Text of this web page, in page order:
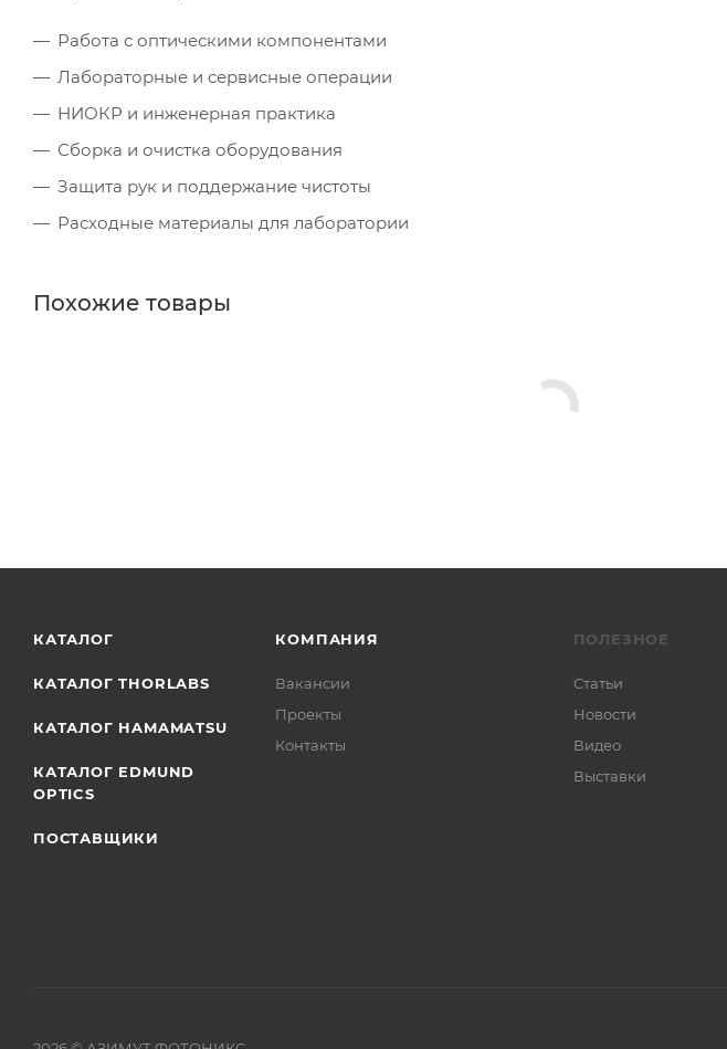
Работа с оптическими компонентами
Лабораторные и сервисные операции
НИОКР и инженерная практика
Сборка и очистка оборудования
Защита рук и поддержание чистоты
Расходные материалы для лаборатории
Похожие товары
КАТАЛОГ
КАТАЛОГ THORLABS
КАТАЛОГ HAMAMATSU
КАТАЛОГ EDMUND
OPTICS
ПОСТАВЩИКИ
КОМПАНИЯ
Вакансии
Проекты
Контакты
ПОЛЕЗНОЕ
Статьи
Новости
Видео
Выставки